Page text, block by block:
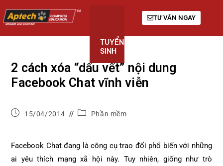
TUYỂN
SINH
TƯ VẤN NGAY
2 cách xóa “dấu vết” nội dung
Facebook Chat vĩnh viễn
15/04/2014 Phần mềm
Facebook Chat đang là công cụ trao đổi phổ biến với những
ai yêu thích mạng xã hội này. Tuy nhiên, giống như trò